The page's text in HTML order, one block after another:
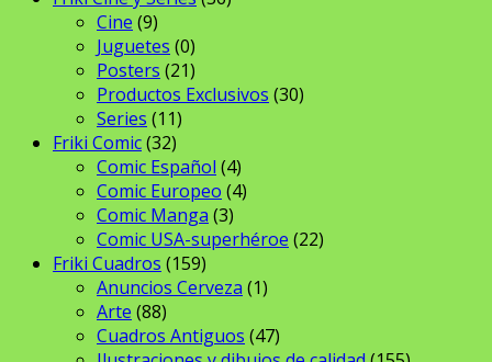
Cine (9)
Juguetes (0)
Posters (21)
Productos Exclusivos (30)
Series (11)
Friki Comic(32)
Comic Español (4)
Comic Europeo (4)
Comic Manga (3)
Comic USA-superhéroe (22)
Friki Cuadros (159)
Anuncios Cerveza (1)
Arte (88)
Cuadros Antiguos (47)